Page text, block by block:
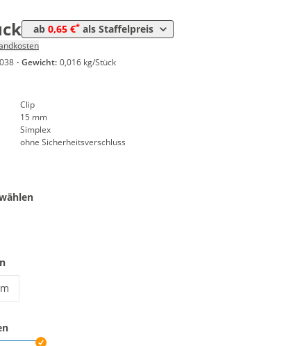
ab 0,65 €* als Staffelpreis
0,65 €
· Gewicht: 0,016 kg/Stück
Clip
15 mm
Simplex
ohne Sicherheitsverschluss